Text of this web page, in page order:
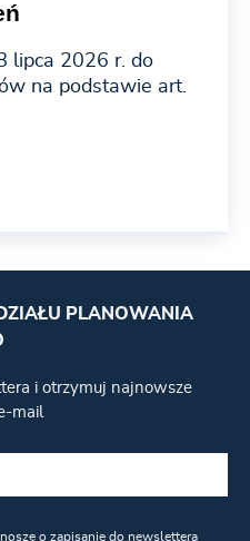
lipca 2026 r. do
na podstawie art.
PLANOWANIA
i otrzymuj najnowsze
mail
o zapisanie do newslettera